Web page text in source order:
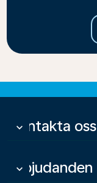
Kontakta oss
keyboard_arrow_down
Erbjudanden
keyboard_arrow_down